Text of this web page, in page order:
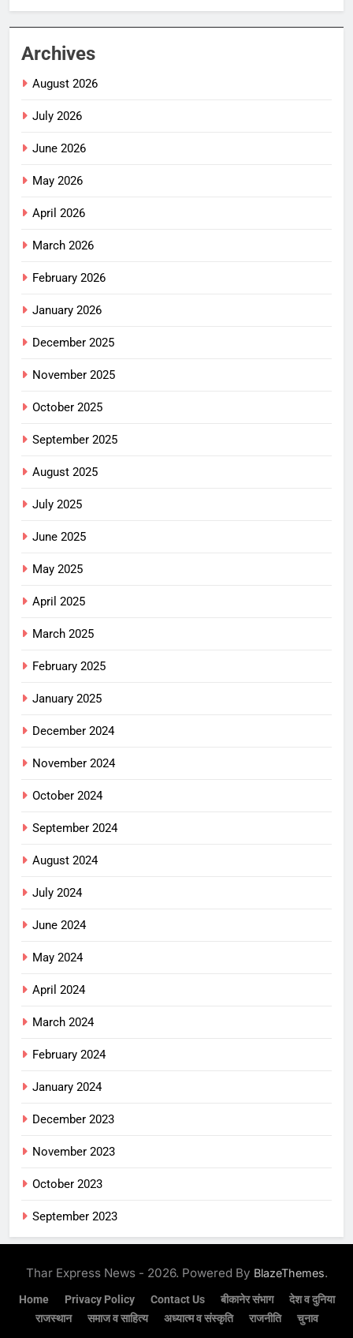
Archives
August 2026
July 2026
June 2026
May 2026
April 2026
March 2026
February 2026
January 2026
December 2025
November 2025
October 2025
September 2025
August 2025
July 2025
June 2025
May 2025
April 2025
March 2025
February 2025
January 2025
December 2024
November 2024
October 2024
September 2024
August 2024
July 2024
June 2024
May 2024
April 2024
March 2024
February 2024
January 2024
December 2023
November 2023
October 2023
September 2023
Thar Express News - 2026. Powered By BlazeThemes.
Home Privacy Policy Contact Us बीकानेर संभाग
देश व दुनिया
राजस्थान
समाज व साहित्य अध्यात्म व संस्कृति राजनीति चुनाव